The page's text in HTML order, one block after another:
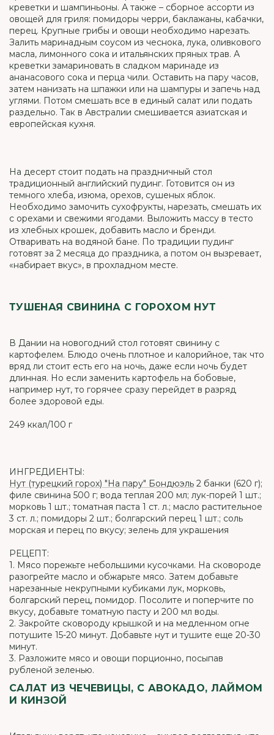
креветки и шампиньоны. А также – сборное ассорти из
овощей для гриля: помидоры черри, баклажаны, кабачки,
перец. Крупные грибы и овощи необходимо нарезать.
Залить маринадным соусом из чеснока, лука, оливкового
масла, лимонного сока и итальянских пряных трав. А
креветки замариновать в сладком маринаде из
ананасового сока и перца чили. Оставить на пару часов,
затем нанизать на шпажки или на шампуры и запечь над
углями. Потом смешать все в единый салат или подать
раздельно. Так в Австралии смешивается азиатская и
европейская кухня.
На десерт стоит подать на праздничный стол
традиционный английский пудинг. Готовится он из
темного хлеба, изюма, орехов, сушеных яблок.
Необходимо замочить сухофрукты, нарезать, смешать их
с орехами и свежими ягодами. Выложить массу в тесто
из хлебных крошек, добавить масло и бренди.
Отваривать на водяной бане. По традиции пудинг
готовят за 2 месяца до праздника, а потом он вызревает,
«набирает вкус», в прохладном месте.
ТУШЕНАЯ СВИНИНА С ГОРОХОМ НУТ
В Дании на новогодний стол готовят свинину с
картофелем. Блюдо очень плотное и калорийное, так что
вряд ли стоит есть его на ночь, даже если ночь будет
длинная. Но если заменить картофель на бобовые,
например нут, то горячее сразу перейдет в разряд
более здоровой еды.
249 ккал/100 г
ИНГРЕДИЕНТЫ:
Нут (турецкий горох) "На пару" Бондюэль 2 банки (620 г);
филе свинина 500 г; вода теплая 200 мл; лук-порей 1 шт.;
морковь 1 шт.; томатная паста 1 ст. л.; масло растительное
3 ст. л.; помидоры 2 шт.; болгарский перец 1 шт.; соль
морская и перец по вкусу; зелень для украшения
РЕЦЕПТ:
1. Мясо порежьте небольшими кусочками. На сковороде
разогрейте масло и обжарьте мясо. Затем добавьте
нарезанные некрупными кубиками лук, морковь,
болгарский перец, помидор. Посолите и поперчите по
вкусу, добавьте томатную пасту и 200 мл воды.
2. Закройте сковороду крышкой и на медленном огне
потушите 15-20 минут. Добавьте нут и тушите еще 20-30
минут.
3. Разложите мясо и овощи порционно, посыпав
рубленой зеленью.
САЛАТ ИЗ ЧЕЧЕВИЦЫ, С АВОКАДО, ЛАЙМОМ
И КИНЗОЙ